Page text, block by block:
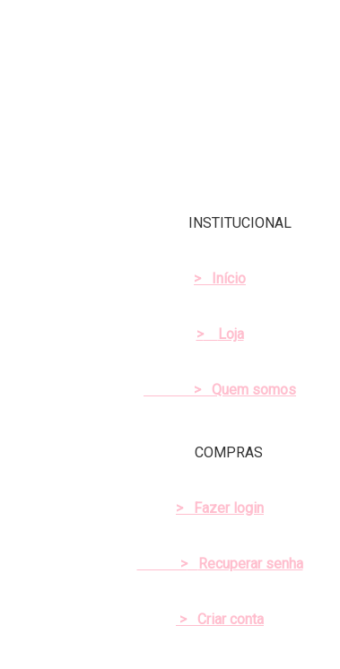
INSTITUCIONAL
> Início
> Loja
> Quem somos
COMPRAS
> Fazer login
> Recuperar senha
> Criar conta